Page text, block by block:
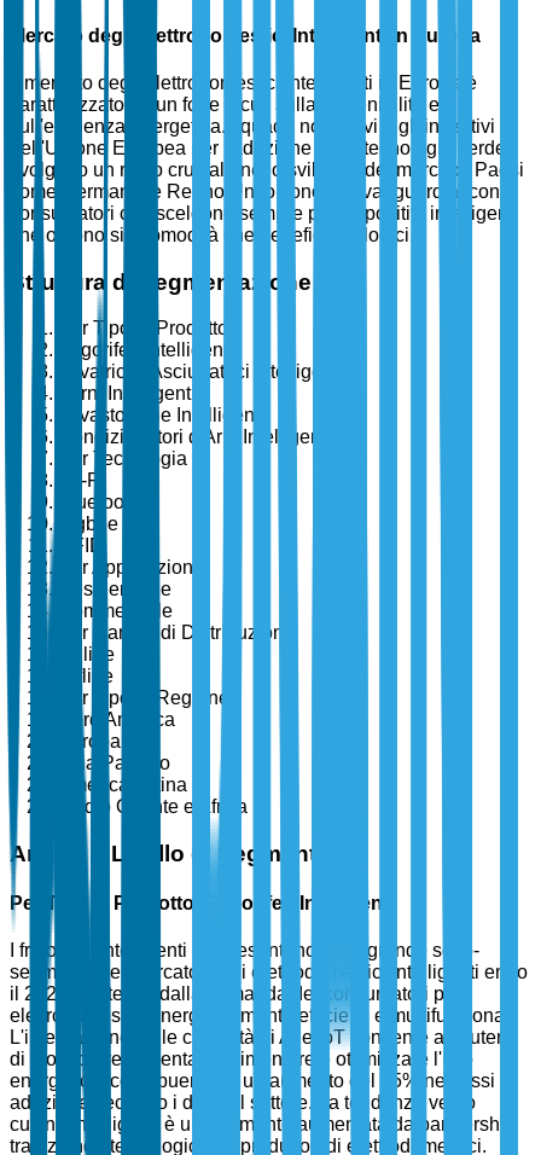
Mercato degli Elettrodomestici Intelligenti in Europa
Il mercato degli elettrodomestici intelligenti in Europa è
caratterizzato da un forte focus sulla sostenibilità e
sull'efficienza energetica. I quadri normativi e gli incentivi
dell'Unione Europea per l'adozione della tecnologia verde
svolgono un ruolo cruciale nello sviluppo del mercato. Paesi
come Germania e Regno Unito sono all'avanguardia, con i
consumatori che scelgono sempre più dispositivi intelligenti
che offrono sia comodità che benefici ecologici.
Struttura di Segmentazione
Per Tipo di Prodotto
Frigoriferi Intelligenti
Lavatrici e Asciugatrici Intelligenti
Forni Intelligenti
Lavastoviglie Intelligenti
Condizionatori d'Aria Intelligenti
Per Tecnologia
Wi-Fi
Bluetooth
Zigbee
RFID
Per Applicazione
Residenziale
Commerciale
Per Canale di Distribuzione
Online
Offline
Per Tipo di Regione
Nord America
Europa
Asia Pacifico
America Latina
Medio Oriente e Africa
Analisi a Livello di Segmento
Per Tipo di Prodotto: Frigoriferi Intelligenti
I frigoriferi intelligenti rappresentano il più grande sotto-
segmento nel mercato degli elettrodomestici intelligenti entro
il 2025, sostenuti dalla domanda dei consumatori per
elettrodomestici energeticamente efficienti e multifunzionali.
L'integrazione delle capacità di AI e IoT consente agli utenti
di monitorare l'inventario alimentare e ottimizzare l'uso
energetico, contribuendo a un aumento del 35% nei tassi di
adozione secondo i dati del settore. La tendenza verso
cucine intelligenti è ulteriormente aumentata da partnership
tra aziende tecnologiche e produttori di elettrodomestici.